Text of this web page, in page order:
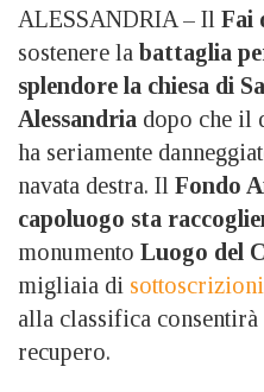
ALESSANDRIA – Il Fai
sostenere la battaglia
splendore la chiesa di
Alessandria dopo che il
ha seriamente
navata destra. Il Fondo
capoluogo sta
monumento Luogo del
migliaia di sottoscrizioni
alla classifica
recupero.